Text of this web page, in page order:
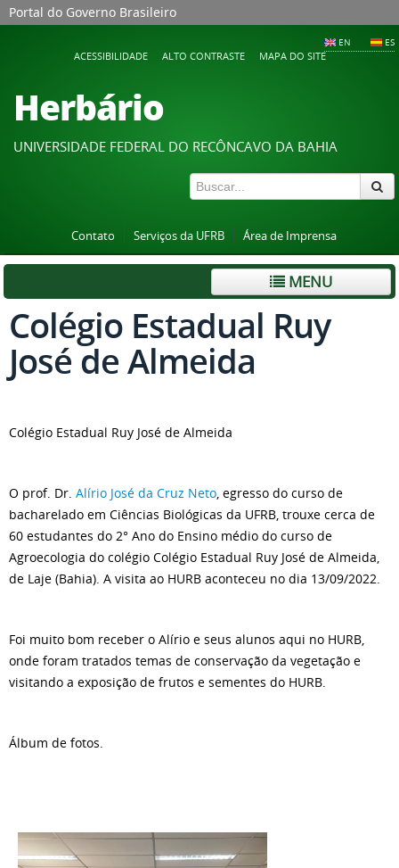
Portal do Governo Brasileiro
EN ES
ACESSIBILIDADE ALTO CONTRASTE MAPA DO SITE
Herbário
UNIVERSIDADE FEDERAL DO RECÔNCAVO DA BAHIA
Contato Serviços da UFRB Área de Imprensa
MENU
Colégio Estadual Ruy
José de Almeida
Colégio Estadual Ruy José de Almeida
O prof. Dr. Alírio José da Cruz Neto, egresso do curso de
bacharelado em Ciências Biológicas da UFRB, trouxe cerca de
60 estudantes do 2° Ano do Ensino médio do curso de
Agroecologia do colégio Colégio Estadual Ruy José de Almeida,
de Laje (Bahia). A visita ao HURB aconteceu no dia 13/09/2022.
Foi muito bom receber o Alírio e seus alunos aqui no HURB,
onde foram tratados temas de conservação da vegetação e
visitando a exposição de frutos e sementes do HURB.
Álbum de fotos.